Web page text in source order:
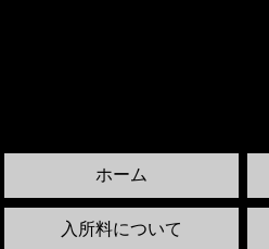
ホーム
入所料について